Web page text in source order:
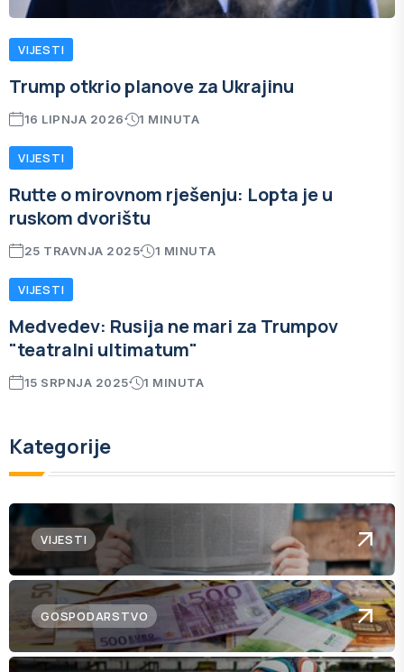
VIJESTI
Trump otkrio planove za Ukrajinu
16 LIPNJA 2026 1 MINUTA
VIJESTI
Rutte o mirovnom rješenju: Lopta je u
ruskom dvorištu
25 TRAVNJA 2025 1 MINUTA
VIJESTI
Medvedev: Rusija ne mari za Trumpov
"teatralni ultimatum"
15 SRPNJA 2025 1 MINUTA
Kategorije
VIJESTI
GOSPODARSTVO